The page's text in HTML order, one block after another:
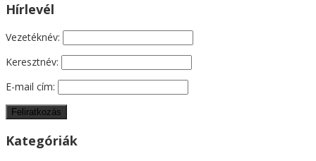
Hírlevél
Vezetéknév:
Keresztnév:
E-mail cím:
Kategóriák